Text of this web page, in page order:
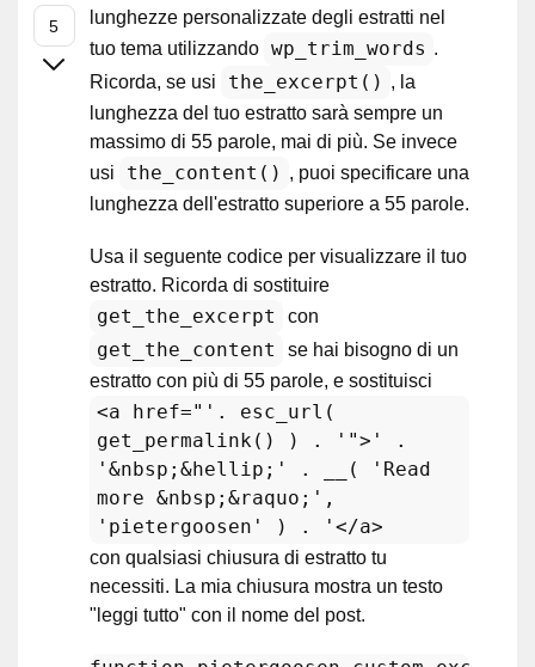
lunghezze personalizzate degli estratti nel
tuo tema utilizzando wp_trim_words .
Ricorda, se usi
the_excerpt() , la
lunghezza del tuo estratto sarà sempre un
massimo di 55 parole, mai di più. Se invece
usi
the_content() , puoi specificare una
lunghezza dell'estratto superiore a 55 parole.
Usa il seguente codice per visualizzare il tuo
estratto. Ricorda di sostituire
get_the_excerpt con
get_the_content
se hai bisogno di un
estratto con più di 55 parole, e sostituisci
<a href="'. esc_url(
get_permalink() ) . '">' .
'&nbsp;&hellip;' . __( 'Read
more &nbsp;&raquo;',
'pietergoosen' ) . '</a>
con qualsiasi chiusura di estratto tu
necessiti. La mia chiusura mostra un testo
"leggi tutto" con il nome del post.